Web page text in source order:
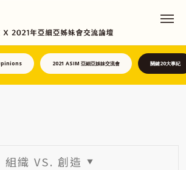
2021 ASIM 亞細亞姊妹交流會 關鍵20大事紀
組織 VS. 創造 ▼